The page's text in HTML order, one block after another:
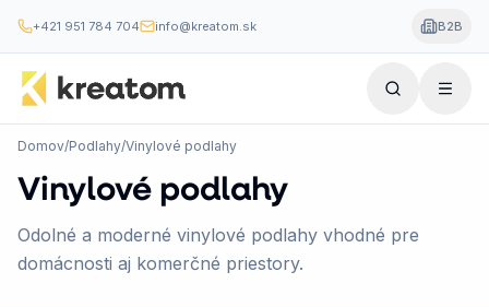
+421 951 784 704 info@kreatom.sk B2B
Domov/Podlahy/Vinylové podlahy
Vinylové podlahy
Odolné a moderné vinylové podlahy vhodné pre
domácnosti aj komerčné priestory.